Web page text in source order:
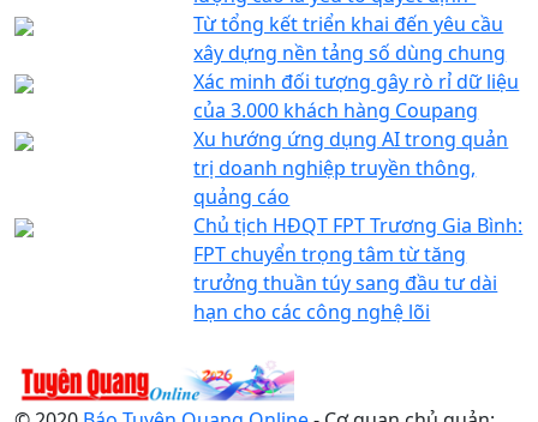
Từ tổng kết triển khai đến yêu cầu
xây dựng nền tảng số dùng chung
Xác minh đối tượng gây rò rỉ dữ liệu
của 3.000 khách hàng Coupang
Xu hướng ứng dụng AI trong quản
trị doanh nghiệp truyền thông,
quảng cáo
Chủ tịch HĐQT FPT Trương Gia Bình:
FPT chuyển trọng tâm từ tăng
trưởng thuần túy sang đầu tư dài
hạn cho các công nghệ lõi